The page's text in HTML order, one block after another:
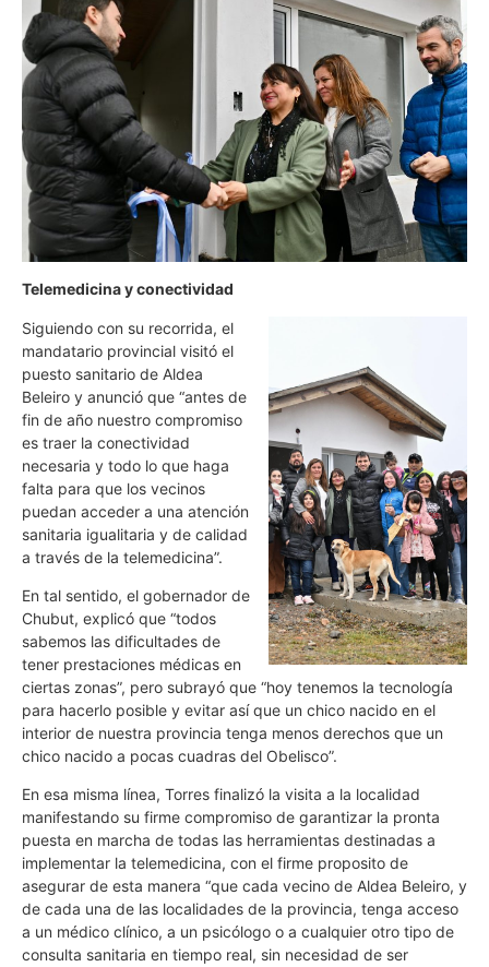
Telemedicina y conectividad
Siguiendo con su recorrida, el
mandatario provincial visitó el
puesto sanitario de Aldea
Beleiro y anunció que “antes de
fin de año nuestro compromiso
es traer la conectividad
necesaria y todo lo que haga
falta para que los vecinos
puedan acceder a una atención
sanitaria igualitaria y de calidad
a través de la telemedicina”.
En tal sentido, el gobernador de
Chubut, explicó que “todos
sabemos las dificultades de
tener prestaciones médicas en
ciertas zonas”, pero subrayó que “hoy tenemos la tecnología
para hacerlo posible y evitar así que un chico nacido en el
interior de nuestra provincia tenga menos derechos que un
chico nacido a pocas cuadras del Obelisco”.
En esa misma línea, Torres finalizó la visita a la localidad
manifestando su firme compromiso de garantizar la pronta
puesta en marcha de todas las herramientas destinadas a
implementar la telemedicina, con el firme proposito de
asegurar de esta manera “que cada vecino de Aldea Beleiro, y
de cada una de las localidades de la provincia, tenga acceso
a un médico clínico, a un psicólogo o a cualquier otro tipo de
consulta sanitaria en tiempo real, sin necesidad de ser